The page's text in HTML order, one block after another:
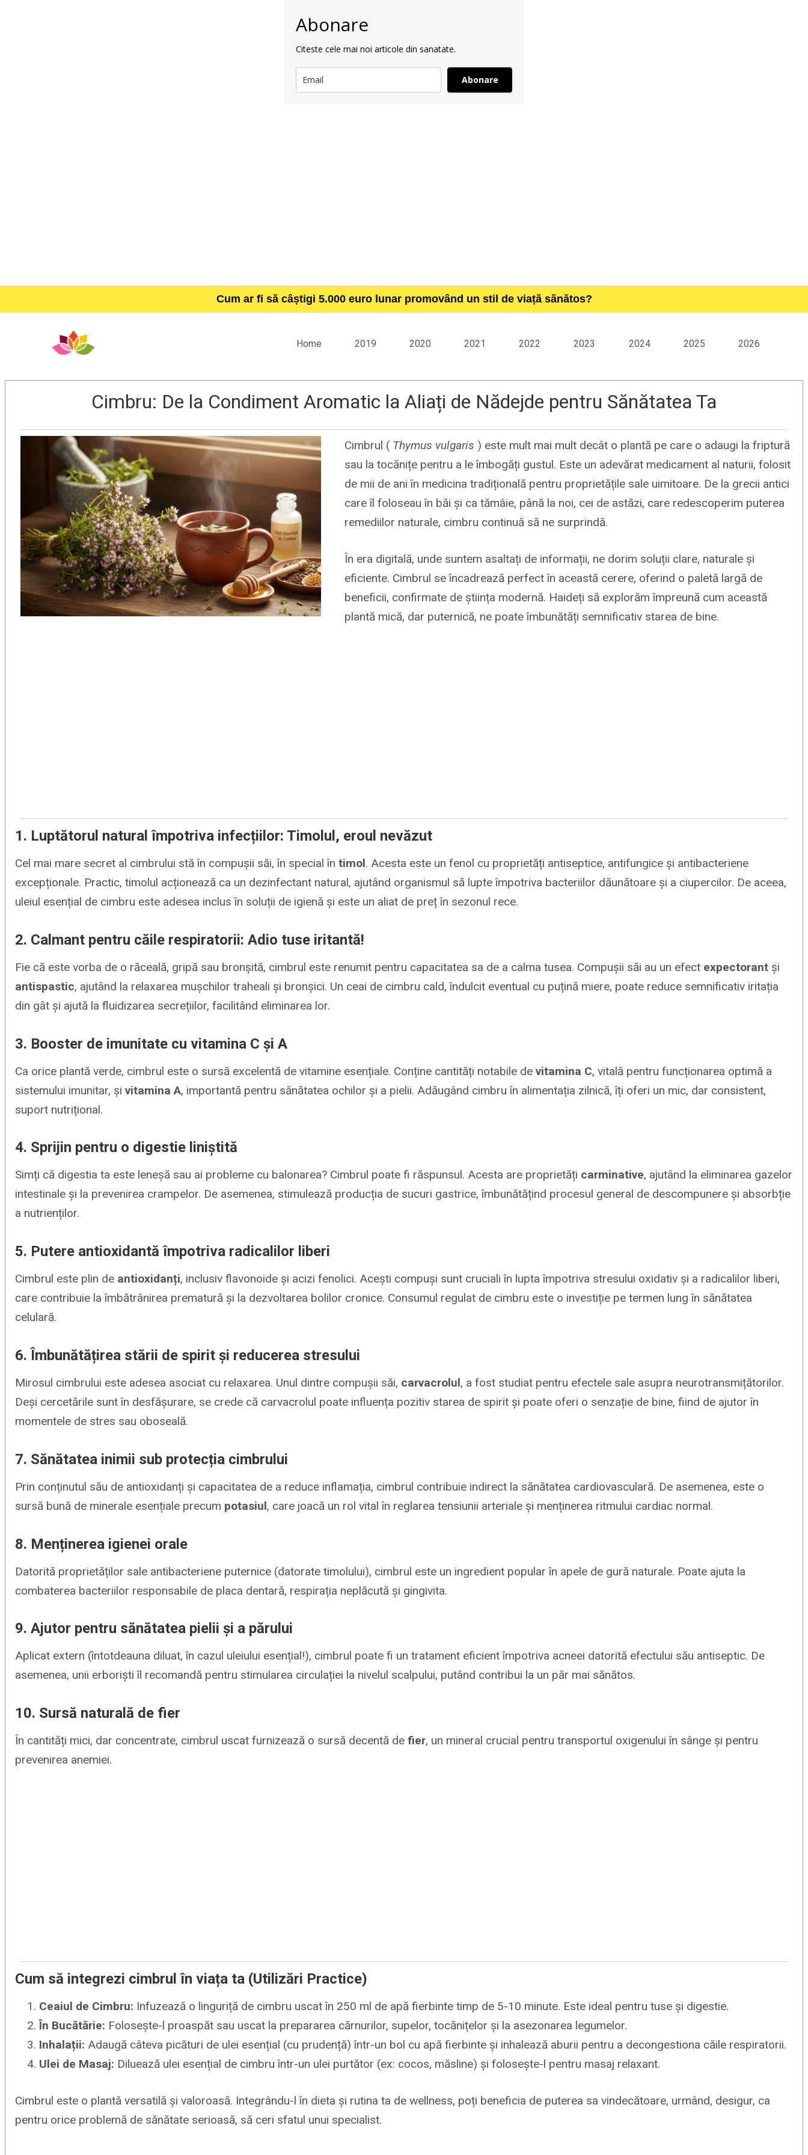
Abonare
Citeste cele mai noi articole din sanatate.
Abonare
Cum ar fi să câștigi 5.000 euro lunar promovând un stil de viață sănătos?
Home 2019 2020 2021 2022 2023 2024 2025 2026
Cimbru: De la Condiment Aromatic la Aliați de Nădejde pentru Sănătatea Ta
Cimbrul ( Thymus vulgaris ) este mult mai mult decât o plantă pe care o adaugi la friptură
sau la tocănițe pentru a le îmbogăți gustul. Este un adevărat medicament al naturii, folosit
de mii de ani în medicina tradițională pentru proprietățile sale uimitoare. De la grecii antici
care îl foloseau în băi și ca tămâie, până la noi, cei de astăzi, care redescoperim puterea
remediilor naturale, cimbru continuă să ne surprindă.
În era digitală, unde suntem asaltați de informații, ne dorim soluții clare, naturale și
eficiente. Cimbrul se încadrează perfect în această cerere, oferind o paletă largă de
beneficii, confirmate de știința modernă. Haideți să explorăm împreună cum această
plantă mică, dar puternică, ne poate îmbunătăți semnificativ starea de bine.
1. Luptătorul natural împotriva infecțiilor: Timolul, eroul nevăzut
Cel mai mare secret al cimbrului stă în compușii săi, în special în timol. Acesta este un fenol cu proprietăți antiseptice, antifungice și antibacteriene
excepționale. Practic, timolul acționează ca un dezinfectant natural, ajutând organismul să lupte împotriva bacteriilor dăunătoare și a ciupercilor. De aceea,
uleiul esențial de cimbru este adesea inclus în soluții de igienă și este un aliat de preț în sezonul rece.
2. Calmant pentru căile respiratorii: Adio tuse iritantă!
Fie că este vorba de o răceală, gripă sau bronșită, cimbrul este renumit pentru capacitatea sa de a calma tusea. Compușii săi au un efect expectorant și
antispastic, ajutând la relaxarea mușchilor traheali și bronșici. Un ceai de cimbru cald, îndulcit eventual cu puțină miere, poate reduce semnificativ iritația
din gât și ajută la fluidizarea secrețiilor, facilitând eliminarea lor.
3. Booster de imunitate cu vitamina C și A
Ca orice plantă verde, cimbrul este o sursă excelentă de vitamine esențiale. Conține cantități notabile de vitamina C, vitală pentru funcționarea optimă a
sistemului imunitar, și vitamina A, importantă pentru sănătatea ochilor și a pielii. Adăugând cimbru în alimentația zilnică, îți oferi un mic, dar consistent,
suport nutrițional.
4. Sprijin pentru o digestie liniștită
Simți că digestia ta este leneșă sau ai probleme cu balonarea? Cimbrul poate fi răspunsul. Acesta are proprietăți carminative, ajutând la eliminarea gazelor
intestinale și la prevenirea crampelor. De asemenea, stimulează producția de sucuri gastrice, îmbunătățind procesul general de descompunere și absorbție
a nutrienților.
5. Putere antioxidantă împotriva radicalilor liberi
Cimbrul este plin de antioxidanți, inclusiv flavonoide și acizi fenolici. Acești compuși sunt cruciali în lupta împotriva stresului oxidativ și a radicalilor liberi,
care contribuie la îmbătrânirea prematură și la dezvoltarea bolilor cronice. Consumul regulat de cimbru este o investiție pe termen lung în sănătatea
celulară.
6. Îmbunătățirea stării de spirit și reducerea stresului
Mirosul cimbrului este adesea asociat cu relaxarea. Unul dintre compușii săi, carvacrolul, a fost studiat pentru efectele sale asupra neurotransmițătorilor.
Deși cercetările sunt în desfășurare, se crede că carvacrolul poate influența pozitiv starea de spirit și poate oferi o senzație de bine, fiind de ajutor în
momentele de stres sau oboseală.
7. Sănătatea inimii sub protecția cimbrului
Prin conținutul său de antioxidanți și capacitatea de a reduce inflamația, cimbrul contribuie indirect la sănătatea cardiovasculară. De asemenea, este o
sursă bună de minerale esențiale precum potasiul, care joacă un rol vital în reglarea tensiunii arteriale și menținerea ritmului cardiac normal.
8. Menținerea igienei orale
Datorită proprietăților sale antibacteriene puternice (datorate timolului), cimbrul este un ingredient popular în apele de gură naturale. Poate ajuta la
combaterea bacteriilor responsabile de placa dentară, respirația neplăcută și gingivita.
9. Ajutor pentru sănătatea pielii și a părului
Aplicat extern (întotdeauna diluat, în cazul uleiului esențial!), cimbrul poate fi un tratament eficient împotriva acneei datorită efectului său antiseptic. De
asemenea, unii erboriști îl recomandă pentru stimularea circulației la nivelul scalpului, putând contribui la un păr mai sănătos.
10. Sursă naturală de fier
În cantități mici, dar concentrate, cimbrul uscat furnizează o sursă decentă de fier, un mineral crucial pentru transportul oxigenului în sânge și pentru
prevenirea anemiei.
Cum să integrezi cimbrul în viața ta (Utilizări Practice)
Ceaiul de Cimbru: Infuzează o linguriță de cimbru uscat în 250 ml de apă fierbinte timp de 5-10 minute. Este ideal pentru tuse și digestie.
În Bucătărie: Folosește-l proaspăt sau uscat la prepararea cărnurilor, supelor, tocănițelor și la asezonarea legumelor.
Inhalații: Adaugă câteva picături de ulei esențial (cu prudență) într-un bol cu apă fierbinte și inhalează aburii pentru a decongestiona căile respiratorii.
Ulei de Masaj: Diluează ulei esențial de cimbru într-un ulei purtător (ex: cocos, măsline) și folosește-l pentru masaj relaxant.
Cimbrul este o plantă versatilă și valoroasă. Integrându-l în dieta și rutina ta de wellness, poți beneficia de puterea sa vindecătoare, urmând, desigur, ca
pentru orice problemă de sănătate serioasă, să ceri sfatul unui specialist.